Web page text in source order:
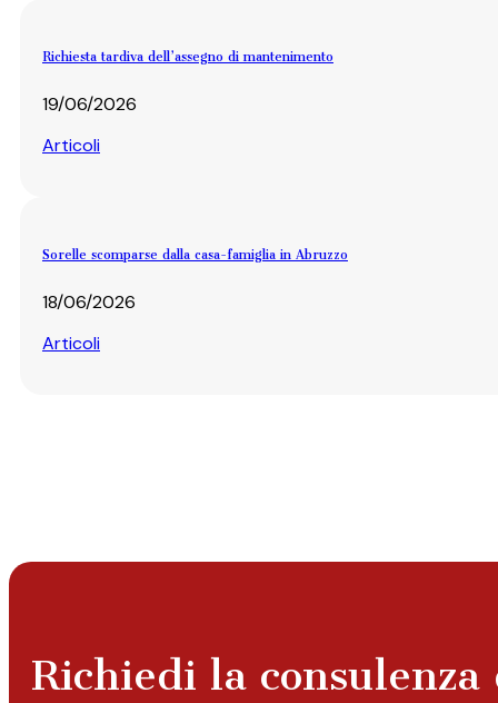
Richiesta tardiva dell’assegno di mantenimento
19/06/2026
Articoli
Sorelle scomparse dalla casa-famiglia in Abruzzo
18/06/2026
Articoli
Richiedi la